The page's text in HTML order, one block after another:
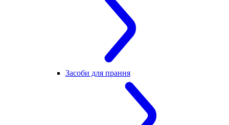
Засоби для прання